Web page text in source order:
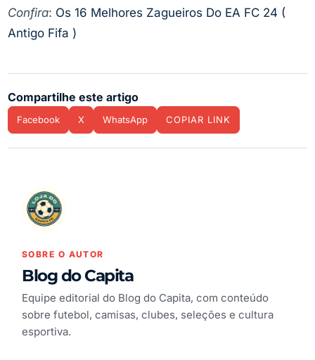
Confira: Os 16 Melhores Zagueiros Do EA FC 24 (
Antigo Fifa )
Compartilhe este artigo
Facebook X WhatsApp COPIAR LINK
SOBRE O AUTOR
Blog do Capita
Equipe editorial do Blog do Capita, com conteúdo
sobre futebol, camisas, clubes, seleções e cultura
esportiva.